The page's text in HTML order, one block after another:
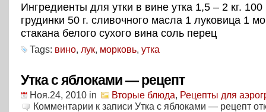
Ингредиенты для утки в вине утка 1,5 – 2 кг. 100
грудинки 50 г. сливочного масла 1 луковица 1
стакана белого сухого вина соль перец
Tags: вино, лук, морковь, утка
Утка с яблоками — рецепт
Ноя.24, 2010 in Вторые блюда, Рецепты для
Комментарии к записи Утка с яблоками — рецепт